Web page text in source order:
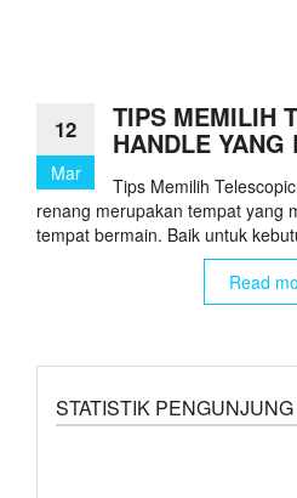
12
Mar
TIPS MEMILIH
HANDLE YANG
Tips Memilih
renang merupakan tempat yang
tempat bermain. Baik untuk
Read
STATISTIK PENGUNJUNG